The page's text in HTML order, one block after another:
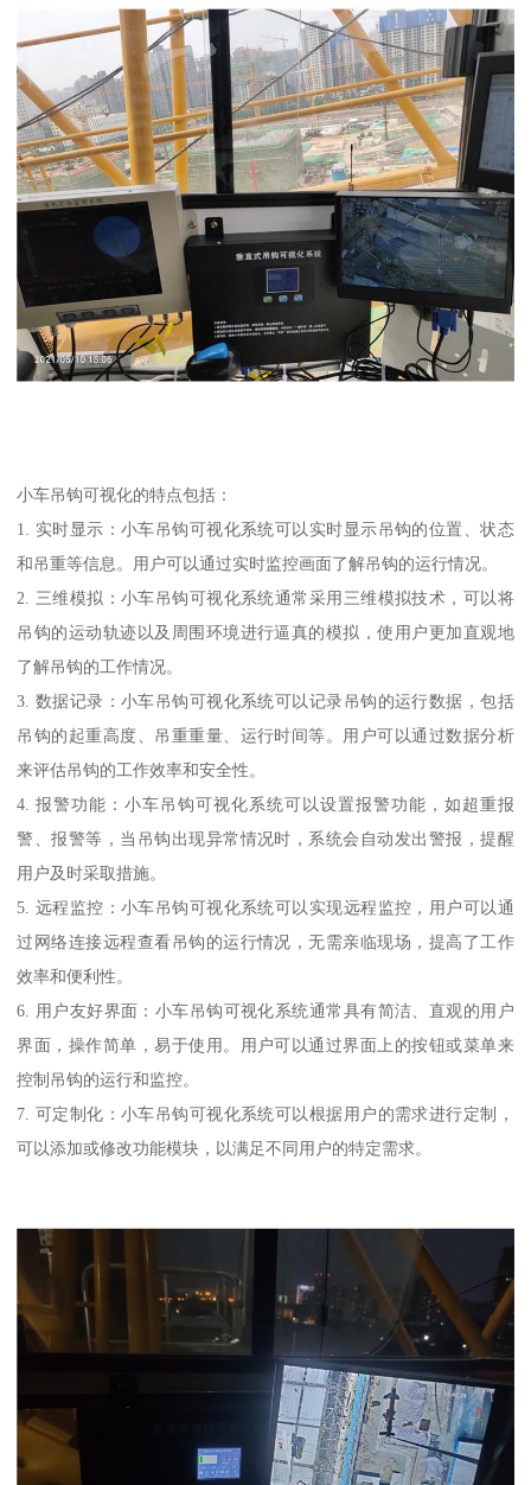
小车吊钩可视化的特点包括：
1. 实时显示：小车吊钩可视化系统可以实时显示吊钩的位置、状态
和吊重等信息。用户可以通过实时监控画面了解吊钩的运行情况。
2. 三维模拟：小车吊钩可视化系统通常采用三维模拟技术，可以将
吊钩的运动轨迹以及周围环境进行逼真的模拟，使用户更加直观地
了解吊钩的工作情况。
3. 数据记录：小车吊钩可视化系统可以记录吊钩的运行数据，包括
吊钩的起重高度、吊重重量、运行时间等。用户可以通过数据分析
来评估吊钩的工作效率和安全性。
4. 报警功能：小车吊钩可视化系统可以设置报警功能，如超重报
警、报警等，当吊钩出现异常情况时，系统会自动发出警报，提醒
用户及时采取措施。
5. 远程监控：小车吊钩可视化系统可以实现远程监控，用户可以通
过网络连接远程查看吊钩的运行情况，无需亲临现场，提高了工作
效率和便利性。
6. 用户友好界面：小车吊钩可视化系统通常具有简洁、直观的用户
界面，操作简单，易于使用。用户可以通过界面上的按钮或菜单来
控制吊钩的运行和监控。
7. 可定制化：小车吊钩可视化系统可以根据用户的需求进行定制，
可以添加或修改功能模块，以满足不同用户的特定需求。